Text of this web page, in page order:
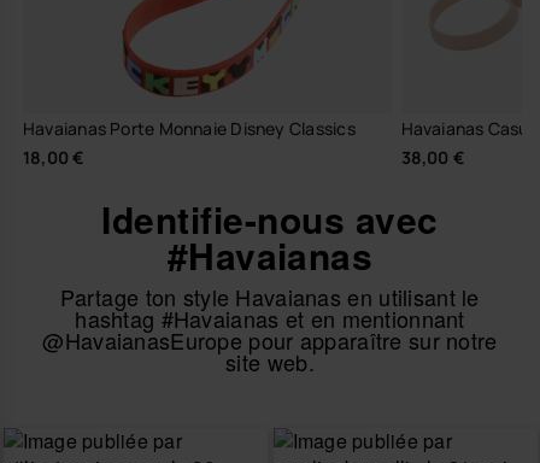
Havaianas Porte Monnaie Disney Classics
18,00 €
Havaianas
38,00 €
Identifie-nous avec
#Havaianas
Partage ton style Havaianas en utilisant le
hashtag #Havaianas et en mentionnant
@HavaianasEurope pour apparaître sur notre
site web.